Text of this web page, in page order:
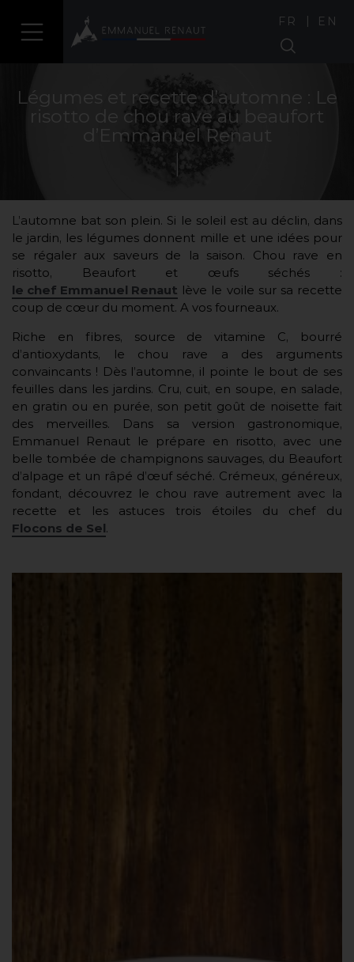
FR | EN
Légumes et recette d’automne : Le
risotto de chou rave au beaufort
d’Emmanuel Renaut
L’automne bat son plein. Si le soleil est au déclin, dans
le jardin, les légumes donnent mille et une idées pour
se régaler aux saveurs de la saison. Chou rave en
risotto, Beaufort et œufs séchés :
le chef Emmanuel Renaut lève le voile sur sa recette
coup de cœur du moment. A vos fourneaux.
Riche en fibres, source de vitamine C, bourré
d’antioxydants, le chou rave a des arguments
convaincants ! Dès l’automne, il pointe le bout de ses
feuilles dans les jardins. Cru, cuit, en soupe, en salade,
en gratin ou en purée, son petit goût de noisette fait
des merveilles. Dans sa version gastronomique,
Emmanuel Renaut le prépare en risotto, avec une
belle tombée de champignons sauvages, du Beaufort
d’alpage et un râpé d’œuf séché. Crémeux, généreux,
fondant, découvrez le chou rave autrement avec la
recette et les astuces trois étoiles du chef du
Flocons de Sel.